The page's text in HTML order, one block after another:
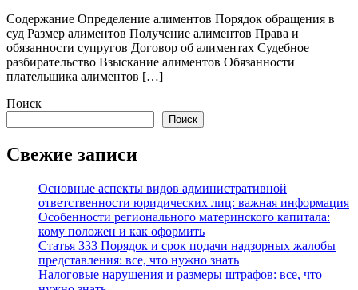
Содержание Определение алиментов Порядок обращения в
суд Размер алиментов Получение алиментов Права и
обязанности супругов Договор об алиментах Судебное
разбирательство Взыскание алиментов Обязанности
плательщика алиментов […]
Поиск
Поиск
Свежие записи
Основные аспекты видов административной
ответственности юридических лиц: важная информация
Особенности регионального материнского капитала:
кому положен и как оформить
Статья 333 Порядок и срок подачи надзорных жалобы
представления: все, что нужно знать
Налоговые нарушения и размеры штрафов: все, что